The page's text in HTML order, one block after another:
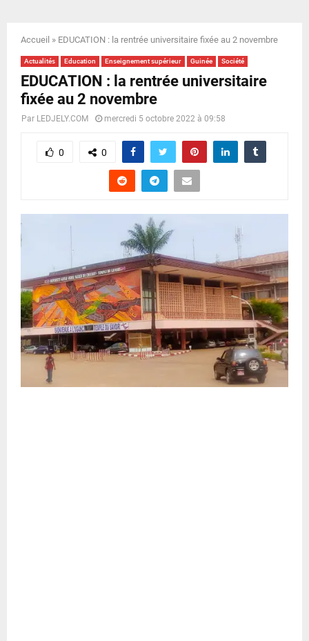
N
U
Accueil » EDUCATION : la rentrée universitaire fixée au 2 novembre
Actualités Education Enseignement supérieur Guinée Société
EDUCATION : la rentrée universitaire
fixée au 2 novembre
Par LEDJELY.COM mercredi 5 octobre 2022 à 09:58
0 0